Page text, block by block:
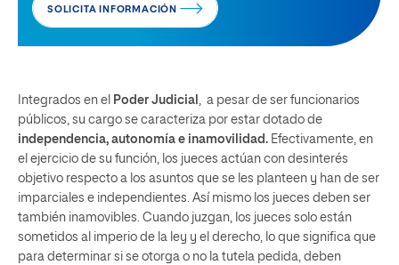
SOLICITA INFORMACIÓN
Integrados en el Poder Judicial , a pesar de ser funcionarios
públicos, su cargo se caracteriza por estar dotado de
independencia, autonomía e inamovilidad. Efectivamente, en
el ejercicio de su función, los jueces actúan con desinterés
objetivo respecto a los asuntos que se les planteen y han de ser
imparciales e independientes. Así mismo los jueces deben ser
también inamovibles. Cuando juzgan, los jueces solo están
sometidos al imperio de la ley y el derecho, lo que significa que
para determinar si se otorga o no la tutela pedida, deben